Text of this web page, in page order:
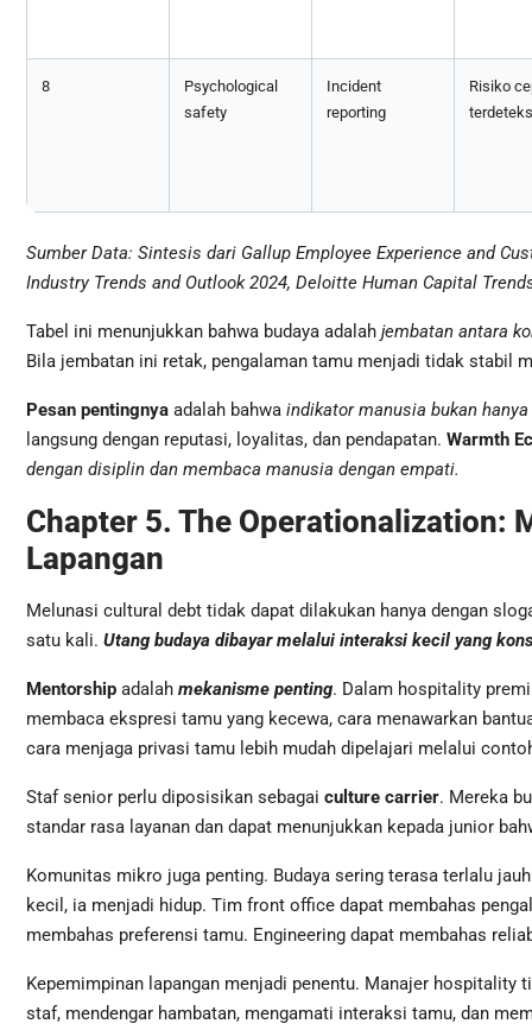
8
Psychological
safety
Incident
reporting
Risiko
Sumber Data: Sintesis dari Gallup Employee Experience and
Industry Trends and Outlook 2024, Deloitte Human Capital
Tabel ini menunjukkan bahwa budaya adalah jembatan antara
Bila jembatan ini retak, pengalaman tamu menjadi tidak stabil
Pesan pentingnyaadalah bahwa indikator manusia bukan hanya
langsung dengan reputasi, loyalitas, dan pendapatan. Warmth
dengan disiplin dan membaca manusia dengan empati.
Chapter 5. The Operationalization:
Lapangan
Melunasi cultural debt tidak dapat dilakukan hanya dengan
satu kali. Utang budaya dibayar melalui interaksi kecil yang
Mentorshipadalah mekanisme penting. Dalam hospitality
membaca ekspresi tamu yang kecewa, cara menawarkan
cara menjaga privasi tamu lebih mudah dipelajari melalui
Staf senior perlu diposisikan sebagai culture carrier. Mereka
standar rasa layanan dan dapat menunjukkan kepada junior
Komunitas mikro juga penting. Budaya sering terasa terlalu
kecil, ia menjadi hidup. Tim front office dapat membahas
membahas preferensi tamu. Engineering dapat membahas
Kepemimpinan lapangan menjadi penentu. Manajer hospitality
staf, mendengar hambatan, mengamati interaksi tamu, dan